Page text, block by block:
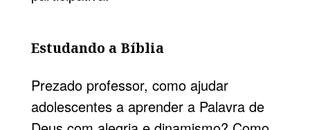
Estudando a Bíblia
Prezado professor, como ajudar
adolescentes a aprender a Palavra de